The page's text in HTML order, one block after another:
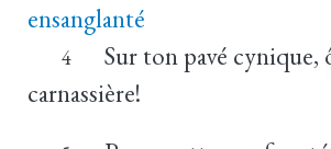
ensanglanté
4
Sur ton pavé cynique,
carnassière!